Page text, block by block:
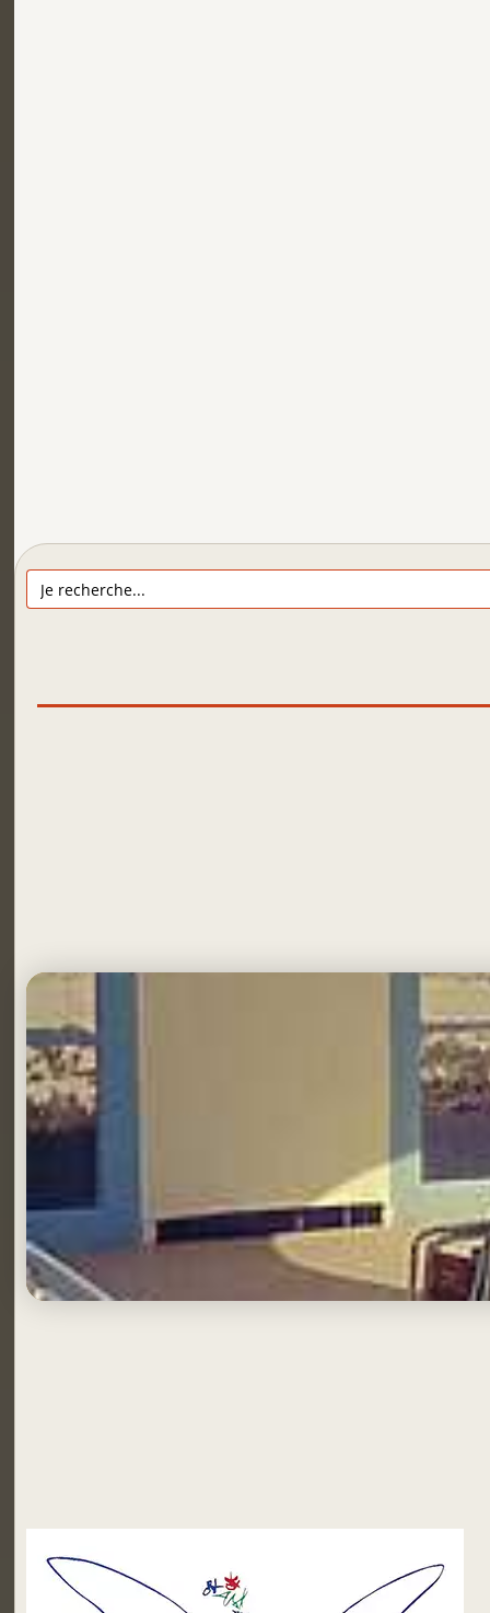
Search
for: